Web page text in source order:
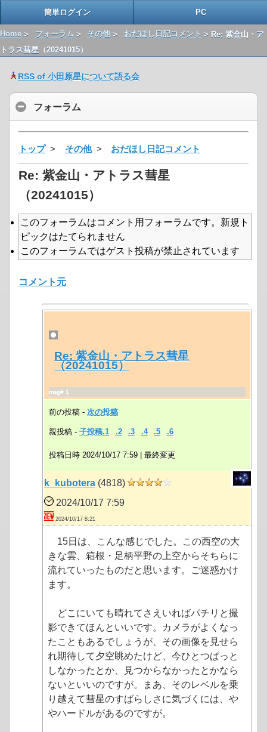
簡単ログイン PC
Home > フォーラム> その他> おだほし日記コメント > Re: 紫金山・ア
トラス彗星（20241015）
RSS of 小田原星について語る会
フォーラム
トップ> その他> おだほし日記コメント
Re: 紫金山・アトラス彗星
（20241015）
このフォーラムはコメント用フォーラムです。新規ト
ピックはたてられません
このフォーラムではゲスト投稿が禁止されています
コメント元
Re: 紫金山・アトラス彗星
（20241015）
msg# 1
前の投稿 - 次の投稿
親投稿 - 子投稿.1 .2 .3 .4 .5 .6
投稿日時 2024/10/17 7:59 | 最終変更
k_kubotera (4818)
2024/10/17 7:59
2024/10/17 8:21
15日は、こんな感じでした。この西空の大
きな雲、箱根・足柄平野の上空からそちらに
流れていったものだと思います。ご迷惑かけ
ます。
どこにいても晴れてさえいればパチリと撮
影できてほんといいです。カメラがよくなっ
たこともあるでしょうが、その画像を見せら
れ期待して夕空眺めたけど、今ひとつぱっと
しなかったとか、見つからなかったとかなら
ないといいのですが。まあ、そのレベルを乗
り越えて彗星のすばらしさに気づくには、や
やハードルがあるのですが。